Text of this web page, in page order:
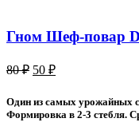
Гном Шеф-повар
80₽ Первоначальная
80 ₽.
50 ₽Текущая
50 ₽.
Один из самых урожайных
Формировка в 2-3 стебля.